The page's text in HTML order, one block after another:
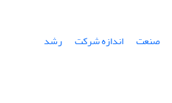
صنعت اندازه شرکت رشد